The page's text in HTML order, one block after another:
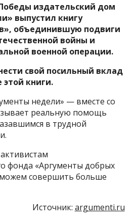
издательский дом
выпустил книгу
объединившую подвиги
войны и
военной операции.
свой посильный вклад
этой книги.
недели» — вместе со
реальную помощь
в трудной
фонда «Аргументы добрых
совершить больше
Источник: argumenti.ru